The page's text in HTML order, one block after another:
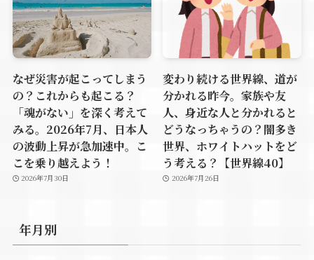
なぜ災害が起こってしまう
の？これからも起こる？
「魂がない」を深く考えて
みる。2026年7月、日本人
の波動上昇が急加速中。こ
こを乗り越えよう！
2026年7月30日
変わり続ける世界線、道が
分かれる昨今。家族や友
人、身近な人と分かれると
どうなっちゃうの？闇多き
世界、ホワイトハットをど
う考える？【世界線40】
2026年7月26日
年月別